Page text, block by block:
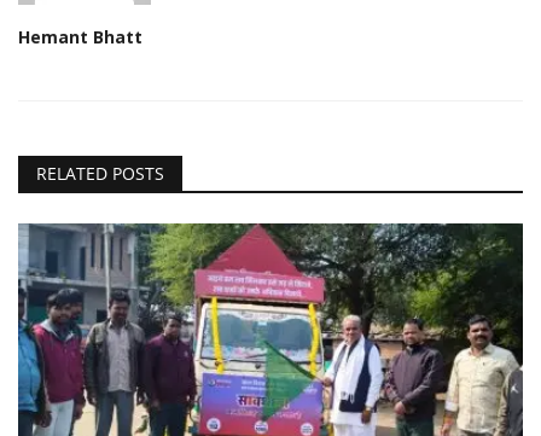
Hemant Bhatt
RELATED POSTS